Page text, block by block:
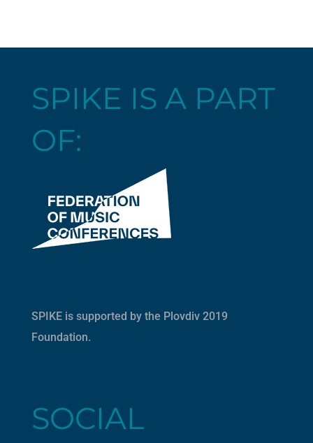
SPIKE IS A PART
OF:
SPIKE is supported by the Plovdiv 2019
Foundation.
SOCIAL